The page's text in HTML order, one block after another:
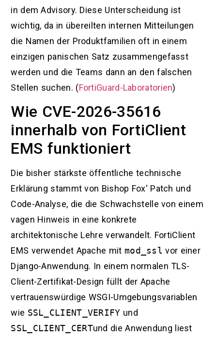
in dem Advisory. Diese Unterscheidung ist
wichtig, da in übereilten internen Mitteilungen
die Namen der Produktfamilien oft in einem
einzigen panischen Satz zusammengefasst
werden und die Teams dann an den falschen
Stellen suchen. (FortiGuard-Laboratorien)
Wie CVE-2026-35616
innerhalb von FortiClient
EMS funktioniert
Die bisher stärkste öffentliche technische
Erklärung stammt von Bishop Fox' Patch und
Code-Analyse, die die Schwachstelle von einem
vagen Hinweis in eine konkrete
architektonische Lehre verwandelt. FortiClient
EMS verwendet Apache mit mod_ssl vor einer
Django-Anwendung. In einem normalen TLS-
Client-Zertifikat-Design füllt der Apache
vertrauenswürdige WSGI-Umgebungsvariablen
wie SSL_CLIENT_VERIFY und
SSL_CLIENT_CERTund die Anwendung liest